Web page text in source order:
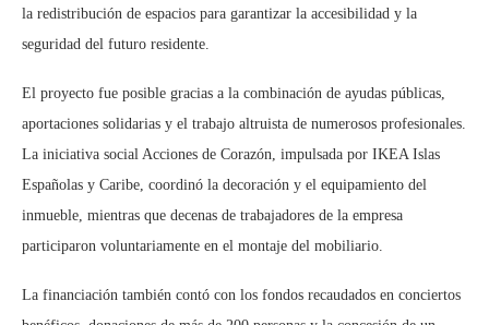
la redistribución de espacios para garantizar la accesibilidad y la
seguridad del futuro residente.
El proyecto fue posible gracias a la combinación de ayudas públicas,
aportaciones solidarias y el trabajo altruista de numerosos profesionales.
La iniciativa social Acciones de Corazón, impulsada por IKEA Islas
Españolas y Caribe, coordinó la decoración y el equipamiento del
inmueble, mientras que decenas de trabajadores de la empresa
participaron voluntariamente en el montaje del mobiliario.
La financiación también contó con los fondos recaudados en conciertos